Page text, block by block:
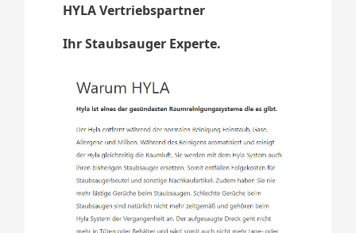
HYLA Vertriebspartner
Ihr Staubsauger Experte.